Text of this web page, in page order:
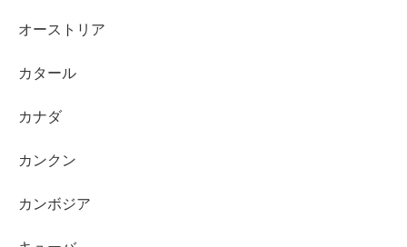
オーストリア
カタール
カナダ
カンクン
カンボジア